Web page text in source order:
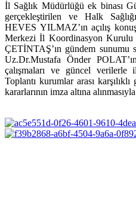
İl Sağlık Müdürlüğü ek binası
gerçekleştirilen ve Halk
HEVES YILMAZ’ın açılış
Merkezi İl Koordinasyon Kurulu
ÇETİNTAŞ’ın gündem sunumu
Uz.Dr.Mustafa Önder
çalışmaları ve güncel
Toplantı kurumlar arası
kararlarının imza altına